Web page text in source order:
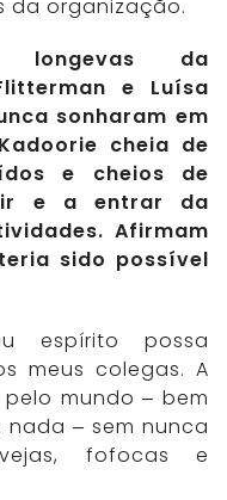
da organização.
longevas da
e Luísa
sonharam em
cheia de
e cheios de
e a entrar da
Afirmam
sido possível
espírito possa
meus colegas. A
mundo – bem
– sem nunca
fofocas e